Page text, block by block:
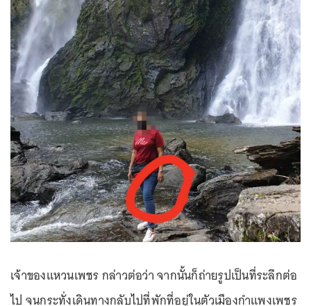
เจ้าของแหวนเพชร กล่าวต่อว่า จากนั้นก็ถ่ายรูปเป็นที่ระลึกต่อ
ไป จนกระทั่งเดินทางกลับไปที่พักที่อยู่ในตัวเมืองกำแพงเพชร